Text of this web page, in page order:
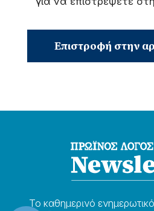
Επιστροφή στην
Το καθημερɩνό